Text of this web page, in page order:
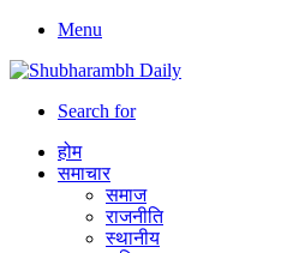
Menu
Search for
होम
समाचार
समाज
राजनीति
स्थानीय